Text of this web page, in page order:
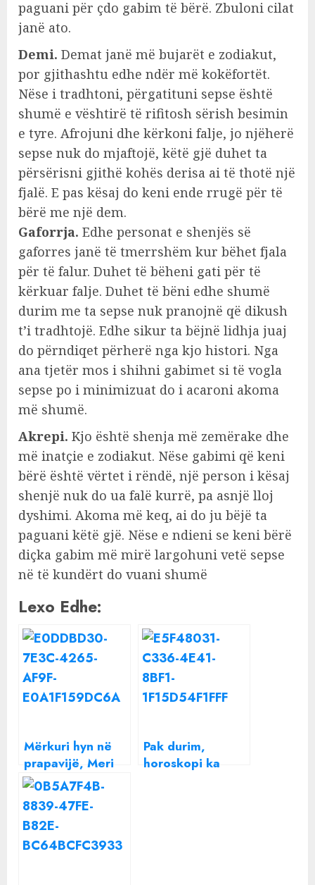
paguani për çdo gabim të bërë. Zbuloni cilat
janë ato.
Demi. Demat janë më bujarët e zodiakut,
por gjithashtu edhe ndër më kokëfortët.
Nëse i tradhtoni, përgatituni sepse është
shumë e vështirë të rifitosh sërish besimin
e tyre. Afrojuni dhe kërkoni falje, jo njëherë
sepse nuk do mjaftojë, këtë gjë duhet ta
përsërisni gjithë kohës derisa ai të thotë një
fjalë. E pas kësaj do keni ende rrugë për të
bërë me një dem.
Gaforrja. Edhe personat e shenjës së
gaforres janë të tmerrshëm kur bëhet fjala
për të falur. Duhet të bëheni gati për të
kërkuar falje. Duhet të bëni edhe shumë
durim me ta sepse nuk pranojnë që dikush
t’i tradhtojë. Edhe sikur ta bëjnë lidhja juaj
do përndiqet përherë nga kjo histori. Nga
ana tjetër mos i shihni gabimet si të vogla
sepse po i minimizuat do i acaroni akoma
më shumë.
Akrepi. Kjo është shenja më zemërake dhe
më inatçie e zodiakut. Nëse gabimi që keni
bërë është vërtet i rëndë, një person i kësaj
shenjë nuk do ua falë kurrë, pa asnjë lloj
dyshimi. Akoma më keq, ai do ju bëjë ta
paguani këtë gjë. Nëse e ndieni se keni bërë
diçka gabim më mirë largohuni vetë sepse
në të kundërt do vuani shumë
Lexo Edhe:
Mërkuri hyn në
prapavijë, Meri
Shehu
paralajmëron
këto shenja të
kenë kujdes
Pak durim,
horoskopi ka